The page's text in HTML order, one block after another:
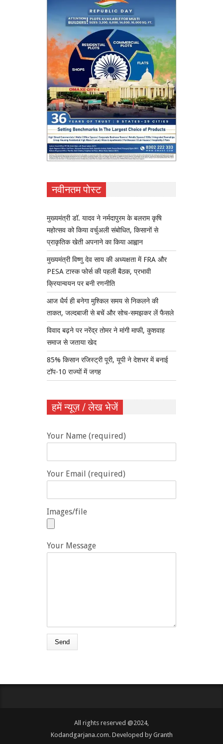
नवीनतम पोस्ट
मुख्यमंत्री डॉ. यादव ने नर्मदापुरम के बलराम कृषि
महोत्सव को किया वर्चुअली संबोधित, किसानों से
प्राकृतिक खेती अपनाने का किया आह्वान
मुख्यमंत्री विष्णु देव साय की अध्यक्षता में FRA और
PESA टास्क फोर्स की पहली बैठक, प्रभावी
क्रियान्वयन पर बनी रणनीति
आज धैर्य ही बनेगा मुश्किल समय से निकलने की
ताकत, जल्दबाजी से बचें और सोच-समझकर लें फैसले
विवाद बढ़ने पर नरेंद्र तोमर ने मांगी माफी, कुशवाह
समाज से जताया खेद
85% किसान रजिस्ट्री पूरी, यूपी ने देशभर में बनाई
टॉप-10 राज्यों में जगह
हमें न्यूज़ / लेख भेजें
Your Name (required)
Your Email (required)
Images/file
Your Message
All rights reserved @2024,
Kodandgarjana.com. Developed by Granth